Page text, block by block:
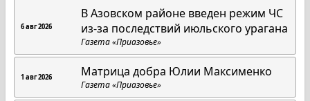
6 авг 2026
В Азовском районе введен режим ЧС
из-за последствий июльского урагана
Газета «Приазовье»
1 авг 2026 Матрица добра Юлии Максименко
Газета «Приазовье»